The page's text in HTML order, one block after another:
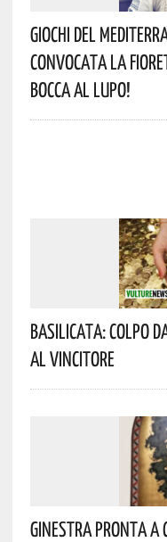
Giochi Del
Convocata La
Bocca Al Lupo!
Basilicata: Colpo
Al Vincitore
Ginestra Pronta A